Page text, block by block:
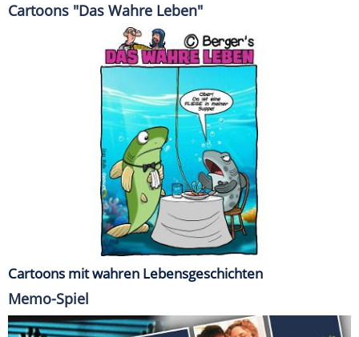
Cartoons "Das Wahre Leben"
Cartoons mit wahren Lebensgeschichten
Memo-Spiel